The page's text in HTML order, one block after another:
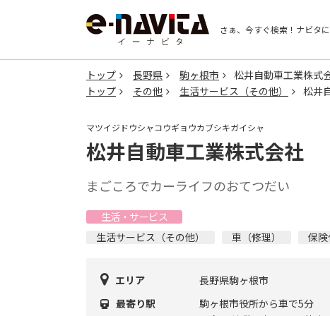
さぁ、今すぐ検索！ ナビタ
トップ 長野県 駒ヶ根市
松井自動車工業株式
トップ
その他 生活サービス（その他） 松井
マツイジドウシャコウギョウカブシキガイシャ
松井自動車工業株式会社
まごころでカーライフのおてつだい
生活・サービス
生活サービス（その他）
車（修理） 保
エリア
長野県駒ヶ根市
最寄り駅
駒ヶ根市役所から車で5分